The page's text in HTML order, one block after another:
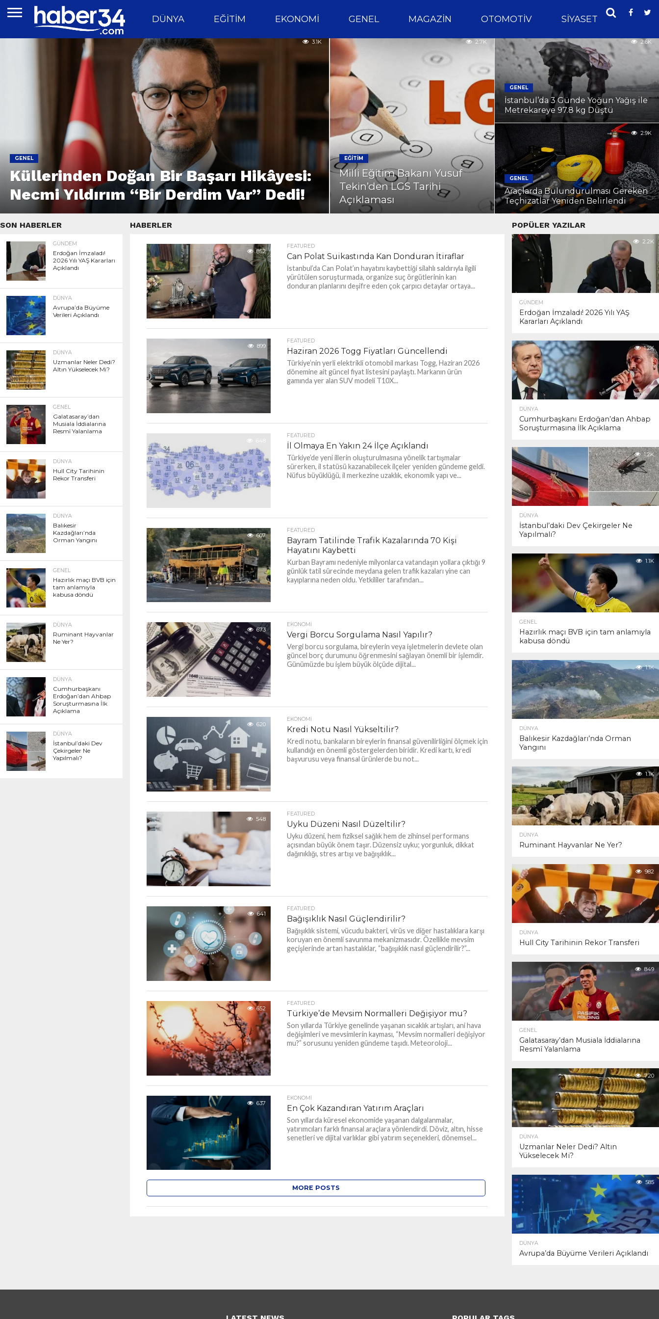
DÜNYA EĞITIM EKONOMI GENEL MAGAZIN OTOMOTIV SIYASET SPOR
GENEL
Küllerinden Doğan Bir Başarı Hikâyesi:
Necmi Yıldırım “Bir Derdim Var” Dedi!
3.1K
EĞITIM
Milli Eğitim Bakanı Yusuf
Tekin’den LGS Tarihi
Açıklaması
2.7K
GENEL
İstanbul’da 3 Günde Yoğun Yağış ile
Metrekareye 97.8 kg Düştü
2.6K
GENEL
Araçlarda Bulundurulması Gereken
Teçhizatlar Yeniden Belirlendi
2.9K
HABERLER
852
FEATURED
Can Polat Suikastında Kan Donduran İtiraflar
İstanbul’da Can Polat’ın hayatını kaybettiği silahlı saldırıyla ilgili
yürütülen soruşturmada, organize suç örgütlerinin kan
donduran planlarını deşifre eden çok çarpıcı detaylar ortaya...
899
FEATURED
Haziran 2026 Togg Fiyatları Güncellendi
Türkiye’nin yerli elektrikli otomobil markası Togg, Haziran 2026
dönemine ait güncel fiyat listesini paylaştı. Markanın ürün
gamında yer alan SUV modeli T10X...
648
FEATURED
İl Olmaya En Yakın 24 İlçe Açıklandı
Türkiye’de yeni illerin oluşturulmasına yönelik tartışmalar
sürerken, il statüsü kazanabilecek ilçeler yeniden gündeme geldi.
Nüfus büyüklüğü, il merkezine uzaklık, ekonomik yapı ve...
607
FEATURED
Bayram Tatilinde Trafik Kazalarında 70 Kişi
Hayatını Kaybetti
Kurban Bayramı nedeniyle milyonlarca vatandaşın yollara çıktığı 9
günlük tatil sürecinde meydana gelen trafik kazaları yine can
kayıplarına neden oldu. Yetkililer tarafından...
673
EKONOMI
Vergi Borcu Sorgulama Nasıl Yapılır?
Vergi borcu sorgulama, bireylerin veya işletmelerin devlete olan
güncel borç durumunu öğrenmesini sağlayan önemli bir işlemdir.
Günümüzde bu işlem büyük ölçüde dijital...
620
EKONOMI
Kredi Notu Nasıl Yükseltilir?
Kredi notu, bankaların bireylerin finansal güvenilirliğini ölçmek için
kullandığı en önemli göstergelerden biridir. Kredi kartı, kredi
başvurusu veya finansal ürünlerde bu not...
548
FEATURED
Uyku Düzeni Nasıl Düzeltilir?
Uyku düzeni, hem fiziksel sağlık hem de zihinsel performans
açısından büyük önem taşır. Düzensiz uyku; yorgunluk, dikkat
dağınıklığı, stres artışı ve bağışıklık...
641
FEATURED
Bağışıklık Nasıl Güçlendirilir?
Bağışıklık sistemi, vücudu bakteri, virüs ve diğer hastalıklara karşı
koruyan en önemli savunma mekanizmasıdır. Özellikle mevsim
geçişlerinde artan hastalıklar, “bağışıklık nasıl güçlendirilir?”...
652
FEATURED
Türkiye’de Mevsim Normalleri Değişiyor mu?
Son yıllarda Türkiye genelinde yaşanan sıcaklık artışları, ani hava
değişimleri ve mevsimlerin kayması, “Mevsim normalleri değişiyor
mu?” sorusunu yeniden gündeme taşıdı. Meteoroloji...
637
EKONOMI
En Çok Kazandıran Yatırım Araçları
Son yıllarda küresel ekonomide yaşanan dalgalanmalar,
yatırımcıları farklı finansal araçlara yönlendirdi. Döviz, altın, hisse
senetleri ve dijital varlıklar gibi yatırım seçenekleri, dönemsel...
MORE POSTS
SON HABERLER
GÜNDEM
Erdoğan İmzaladı!
2026 Yılı YAŞ Kararları
Açıklandı
DÜNYA
Avrupa’da Büyüme
Verileri Açıklandı
DÜNYA
Uzmanlar Neler Dedi?
Altın Yükselecek Mi?
GENEL
Galatasaray’dan
Musiala İddialarına
Resmî Yalanlama
DÜNYA
Hull City Tarihinin
Rekor Transferi
DÜNYA
Balıkesir
Kazdağları’nda
Orman Yangını
GENEL
Hazırlık maçı BVB için
tam anlamıyla
kabusa döndü
DÜNYA
Ruminant Hayvanlar
Ne Yer?
DÜNYA
Cumhurbaşkanı
Erdoğan’dan Ahbap
Soruşturmasına İlk
Açıklama
DÜNYA
İstanbul’daki Dev
Çekirgeler Ne
Yapılmalı?
POPÜLER YAZILAR
2.2K
GÜNDEM
Erdoğan İmzaladı! 2026 Yılı YAŞ
Kararları Açıklandı
1.2K
DÜNYA
Cumhurbaşkanı Erdoğan’dan Ahbap
Soruşturmasına İlk Açıklama
1.2K
DÜNYA
İstanbul’daki Dev Çekirgeler Ne
Yapılmalı?
1.1K
GENEL
Hazırlık maçı BVB için tam anlamıyla
kabusa döndü
1.1K
DÜNYA
Balıkesir Kazdağları’nda Orman
Yangını
1.1K
DÜNYA
Ruminant Hayvanlar Ne Yer?
982
DÜNYA
Hull City Tarihinin Rekor Transferi
849
GENEL
Galatasaray’dan Musiala İddialarına
Resmî Yalanlama
720
DÜNYA
Uzmanlar Neler Dedi? Altın
Yükselecek Mi?
585
DÜNYA
Avrupa’da Büyüme Verileri Açıklandı